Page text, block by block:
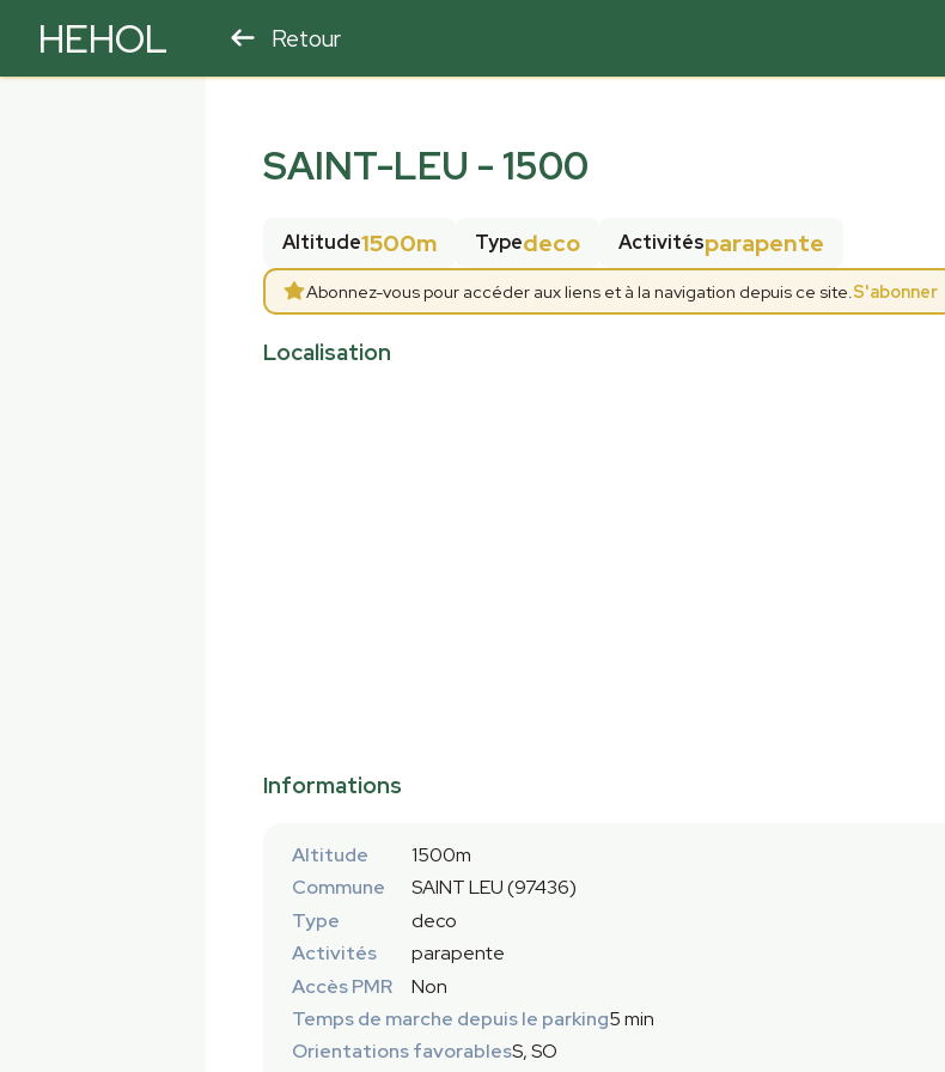
HEHOL Retour
SAINT-LEU - 1500
Altitude1500m Typedeco Activitésparapente
Abonnez-vous pour accéder aux liens et à la navigation depuis ce site.S'abonner
Localisation
Informations
Altitude
1500m
Commune
SAINT LEU (97436)
Type
deco
Activités
parapente
Accès PMR
Non
Temps de marche depuis le parking5 min
Orientations favorablesS, SO